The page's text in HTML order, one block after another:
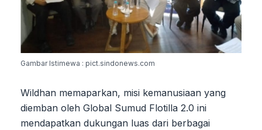
Gambar Istimewa : pict.sindonews.com
Wildhan memaparkan, misi kemanusiaan yang
diemban oleh Global Sumud Flotilla 2.0 ini
mendapatkan dukungan luas dari berbagai